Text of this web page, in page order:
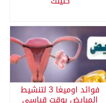
فوائد اوميغا 3 لتنشيط
المبايض بوقت قياسي